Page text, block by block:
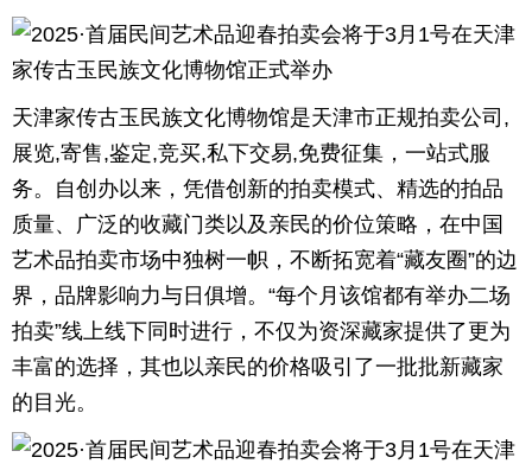
天津家传古玉民族文化博物馆是天津市正规拍卖公司,
展览,寄售,鉴定,竞买,私下交易,免费征集，一站式服
务。自创办以来，凭借创新的拍卖模式、精选的拍品
质量、广泛的收藏门类以及亲民的价位策略，在中国
艺术品拍卖市场中独树一帜，不断拓宽着“藏友圈”的边
界，品牌影响力与日俱增。“每个月该馆都有举办二场
拍卖”线上线下同时进行，不仅为资深藏家提供了更为
丰富的选择，其也以亲民的价格吸引了一批批新藏家
的目光。